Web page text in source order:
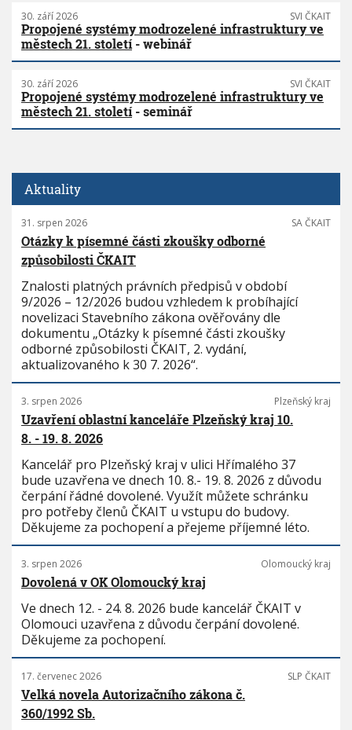
30. září 2026 SVI ČKAIT
Propojené systémy modrozelené infrastruktury ve
městech 21. století- webinář
30. září 2026 SVI ČKAIT
Propojené systémy modrozelené infrastruktury ve
městech 21. století- seminář
Aktuality
31. srpen 2026 SA ČKAIT
Otázky k písemné části zkoušky odborné
způsobilosti ČKAIT
Znalosti platných právních předpisů v období
9/2026 – 12/2026 budou vzhledem k probíhající
novelizaci Stavebního zákona ověřovány dle
dokumentu „Otázky k písemné části zkoušky
odborné způsobilosti ČKAIT, 2. vydání,
aktualizovaného k 30 7. 2026“.
3. srpen 2026 Plzeňský kraj
Uzavření oblastní kanceláře Plzeňský kraj 10.
8. - 19. 8. 2026
Kancelář pro Plzeňský kraj v ulici Hřímalého 37
bude uzavřena ve dnech 10. 8.- 19. 8. 2026 z důvodu
čerpání řádné dovolené. Využít můžete schránku
pro potřeby členů ČKAIT u vstupu do budovy.
Děkujeme za pochopení a přejeme příjemné léto.
3. srpen 2026 Olomoucký kraj
Dovolená v OK Olomoucký kraj
Ve dnech 12. - 24. 8. 2026 bude kancelář ČKAIT v
Olomouci uzavřena z důvodu čerpání dovolené.
Děkujeme za pochopení.
17. červenec 2026 SLP ČKAIT
Velká novela Autorizačního zákona č.
360/1992 Sb.